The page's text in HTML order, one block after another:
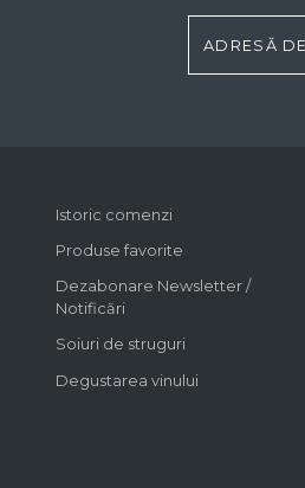
Istoric comenzi
Produse favorite
Dezabonare Newsletter /
Notificări
Soiuri de struguri
Degustarea vinului